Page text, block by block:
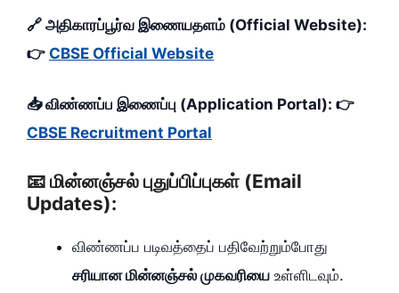
🔗 அதிகாரப்பூர்வ இணையதளம் (Official Website):
👉 CBSE Official Website
📥 விண்ணப்ப இணைப்பு (Application Portal): 👉
CBSE Recruitment Portal
📧 மின்னஞ்சல் புதுப்பிப்புகள் (Email
Updates):
விண்ணப்ப படிவத்தைப் பதிவேற்றும்போது
சரியான மின்னஞ்சல் முகவரியை உள்ளிடவும்.